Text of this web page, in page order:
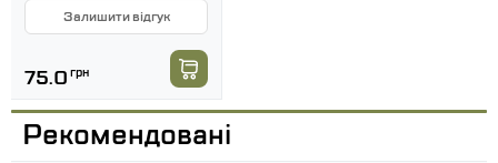
Залишити відгук
75.0 грн
Рекомендовані